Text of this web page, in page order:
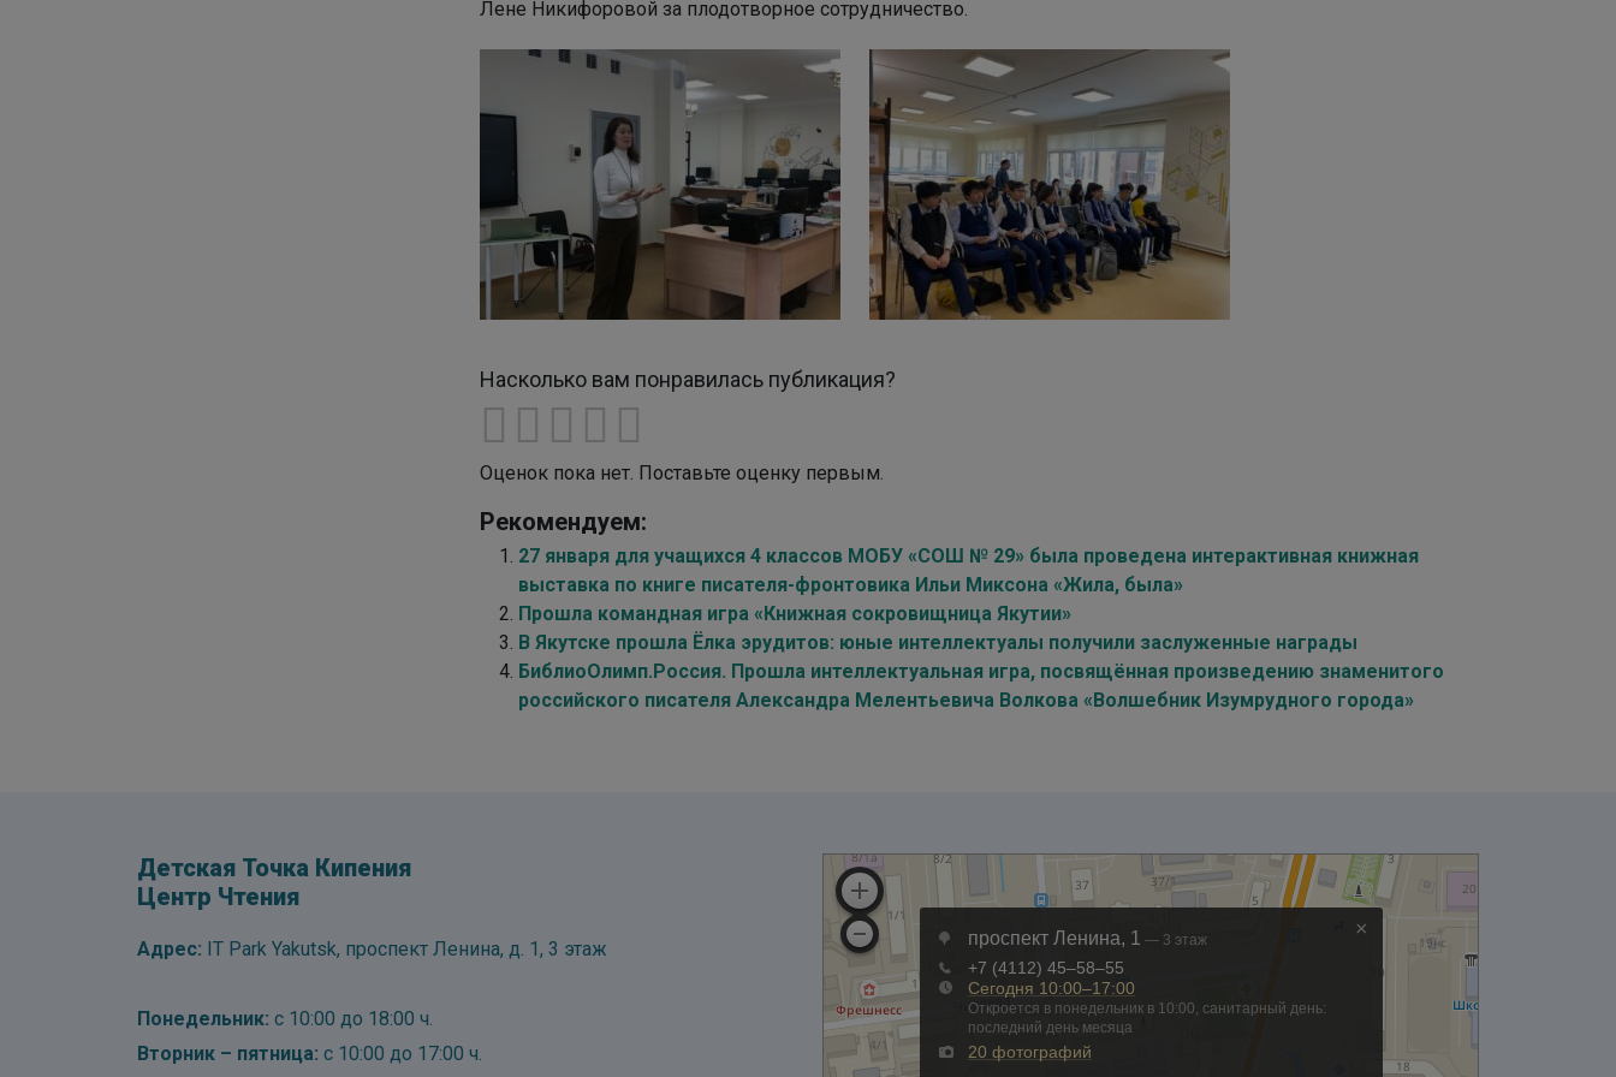
Лене Никифоровой за плодотворное сотрудничество.
Насколько вам понравилась публикация?
Оценок пока нет. Поставьте оценку первым.
Рекомендуем:
27 января для учащихся 4 классов МОБУ «СОШ № 29» была проведена интерактивная книжная
выставка по книге писателя-фронтовика Ильи Миксона «Жила, была»
Прошла командная игра «Книжная сокровищница Якутии»
В Якутске прошла Ёлка эрудитов: юные интеллектуалы получили заслуженные награды
БиблиоОлимп.Россия. Прошла интеллектуальная игра, посвящённая произведению знаменитого
российского писателя Александра Мелентьевича Волкова «Волшебник Изумрудного города»
Детская Точка Кипения
Центр Чтения
Адрес: IT Park Yakutsk, проспект Ленина, д. 1, 3 этаж
Понедельник: с 10:00 до 18:00 ч.
Вторник – пятница: с 10:00 до 17:00 ч.